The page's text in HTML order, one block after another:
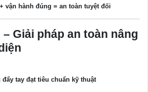
vận hành đúng = an toàn tuyệt đối
– Giải pháp an toàn nâng
đẩy tay đạt tiêu chuẩn kỹ thuật